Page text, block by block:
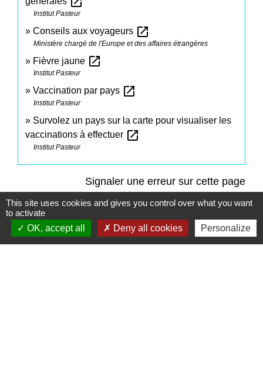
Institut Pasteur
Conseils aux voyageurs open_in_new
Ministère chargé de l'Europe et des affaires étrangères
Fièvre jaune open_in_new
Institut Pasteur
Vaccination par pays open_in_new
Institut Pasteur
Survolez un pays sur la carte pour visualiser les
vaccinations à effectuer open_in_new
Institut Pasteur
Signaler une erreur sur cette page
This site uses cookies and gives you control over what you want
to activate
OK, accept all
Deny all cookies Personalize